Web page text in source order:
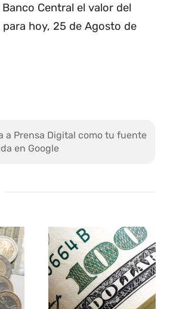
Central el valor del
hoy, 25 de Agosto de
a Prensa Digital como tu fuente
en Google